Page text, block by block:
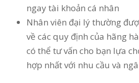
ngay tài khoản cá nhân
Nhân viên đại lý thường
về các quy định của hãng
có thể tư vấn cho bạn lựa
hợp nhất với nhu cầu và